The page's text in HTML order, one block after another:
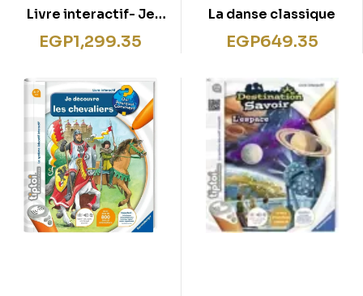
Livre interactif- Je
découvre le football
EGP1,299.35
La danse classique
EGP649.35